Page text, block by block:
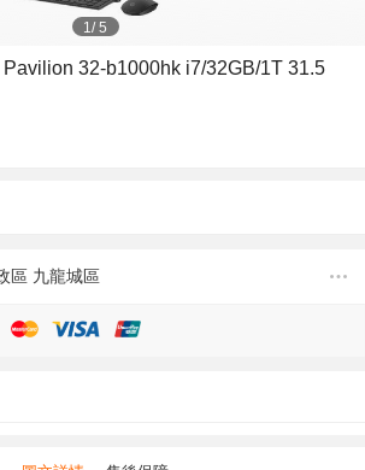
1/5
Pavilion 32-b1000hk i7/32GB/1T 31.5
區 九龍城區